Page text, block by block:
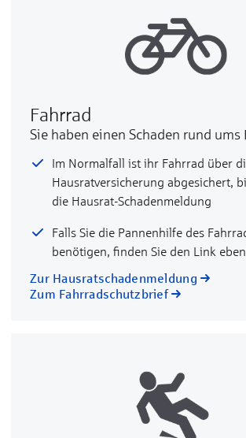
Fahrrad
Sie haben einen Schaden rund ums
Im Normalfall ist ihr Fahrrad über
Hausratversicherung abgesichert,
die Hausrat-Schadenmeldung
Falls Sie die Pannenhilfe des
benötigen, finden Sie den Link
Zur Hausratschadenmeldung
Zum Fahrradschutzbrief